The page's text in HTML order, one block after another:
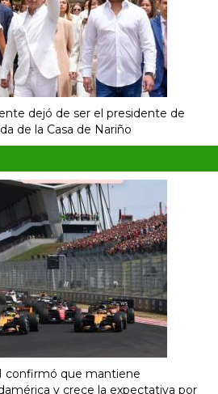
dejó de ser el presidente de
de la Casa de Nariño
confirmó que mantiene
y crece la expectativa por